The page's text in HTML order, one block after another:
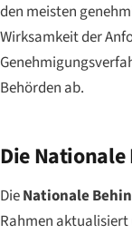
den meisten
Wirksamkeit der
Behörden ab.
Die
DieNationale
Rahmen